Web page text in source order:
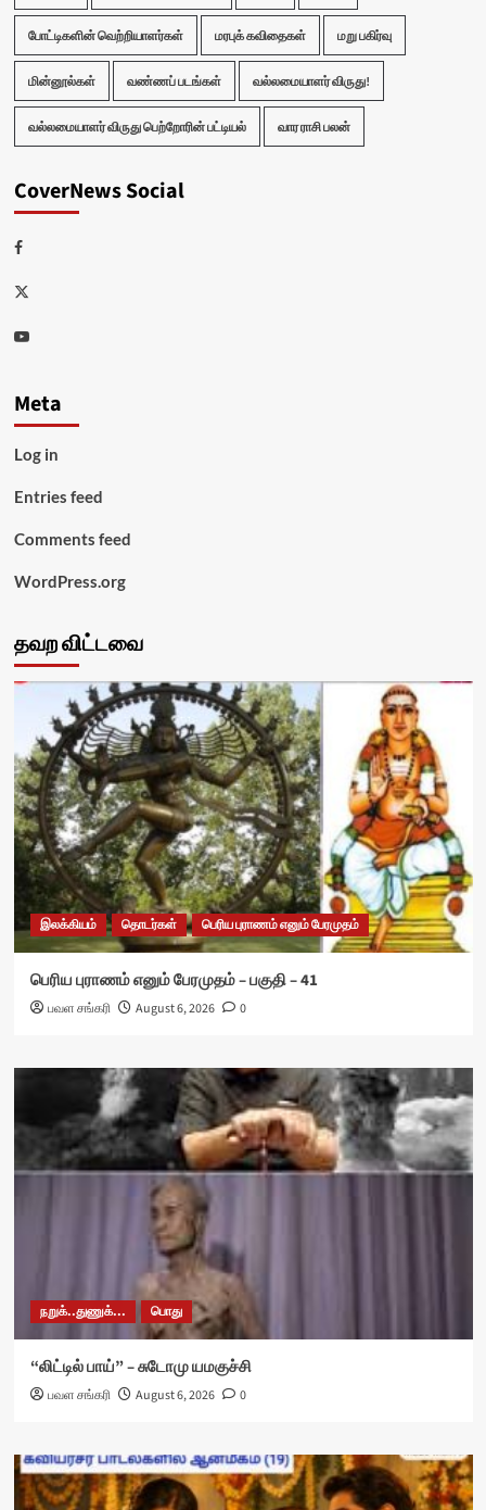
போட்டிகளின் வெற்றியாளர்கள் மரபுக் கவிதைகள் மறு பகிர்வு
மின்னூல்கள் வண்ணப் படங்கள் வல்லமையாளர் விருது!
வல்லமையாளர் விருது பெற்றோரின் பட்டியல் வார ராசி பலன்
CoverNews Social
Facebook
Twitter
Youtube
Meta
Log in
Entries feed
Comments feed
WordPress.org
தவற விட்டவை
இலக்கியம் தொடர்கள் பெரிய புராணம் எனும் பேரமுதம்
பெரிய புராணம் எனும் பேரமுதம் – பகுதி – 41
பவள சங்கரி August 6, 2026 0
நறுக்..துணுக்... பொது
“லிட்டில் பாய்” – சுடோமு யமகுச்சி
பவள சங்கரி August 6, 2026 0